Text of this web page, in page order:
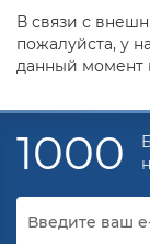
В связи с
пожалуйста, у
данный момент
1000